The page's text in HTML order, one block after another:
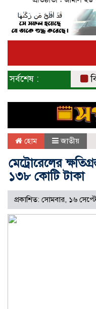
সর্বশেষ :
হোম জাতীয়
মেট্রোরেলের
১৩৮ কোটি টাকা
প্রকাশিত: সোমবার, ১৬